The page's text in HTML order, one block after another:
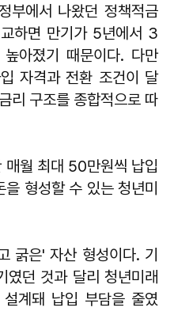
부에서 나왔던 정책적금
하면 만기가 5년에서 3
아졌기 때문이다. 다만
자격과 전환 조건이 달
리 구조를 종합적으로 따
월 최대 50만원씩 납입
형성할 수 있는 청년미
굵은' 자산 형성이다. 기
였던 것과 달리 청년미래
계돼 납입 부담을 줄였